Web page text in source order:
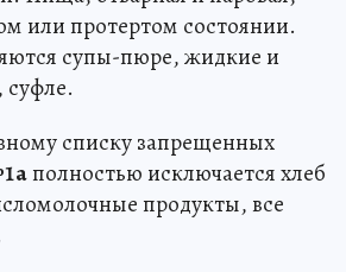
или протертом состоянии.
супы-пюре, жидкие и
списку запрещенных
полностью исключается хлеб
продукты, все